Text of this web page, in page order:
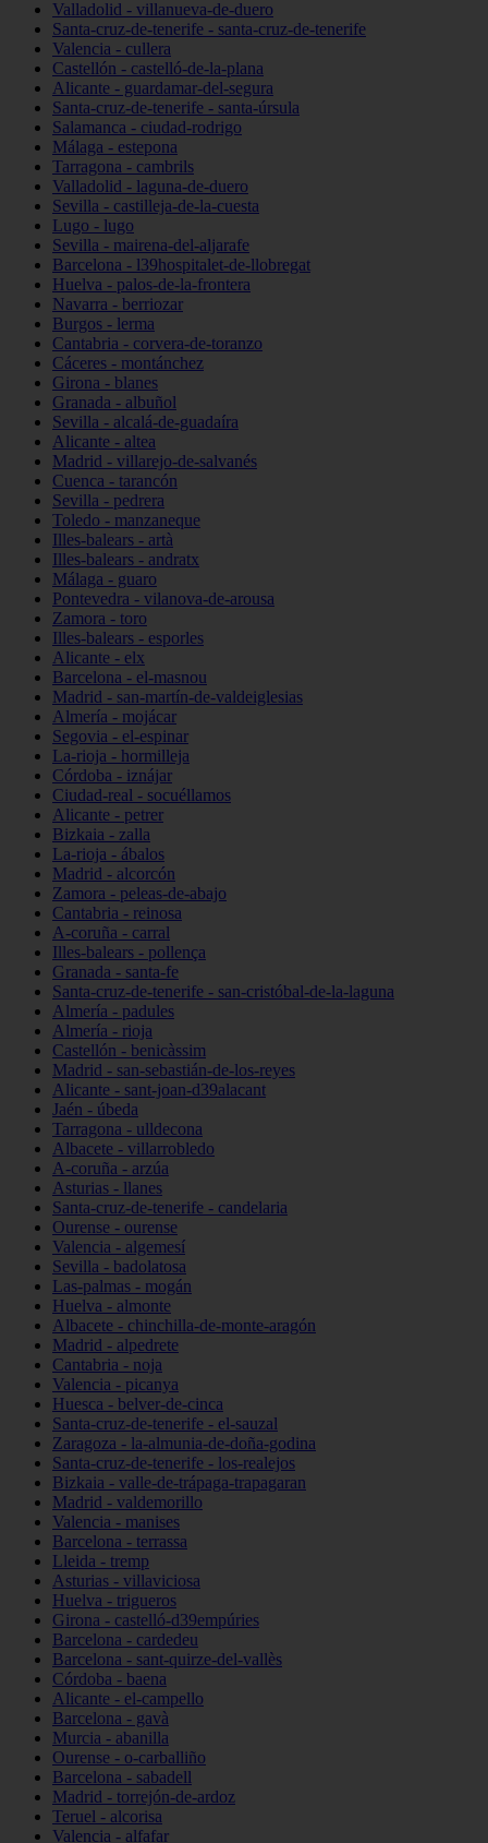
Valladolid - villanueva-de-duero
Santa-cruz-de-tenerife - santa-cruz-de-tenerife
Valencia - cullera
Castellón - castelló-de-la-plana
Alicante - guardamar-del-segura
Santa-cruz-de-tenerife - santa-úrsula
Salamanca - ciudad-rodrigo
Málaga - estepona
Tarragona - cambrils
Valladolid - laguna-de-duero
Sevilla - castilleja-de-la-cuesta
Lugo - lugo
Sevilla - mairena-del-aljarafe
Barcelona - l39hospitalet-de-llobregat
Huelva - palos-de-la-frontera
Navarra - berriozar
Burgos - lerma
Cantabria - corvera-de-toranzo
Cáceres - montánchez
Girona - blanes
Granada - albuñol
Sevilla - alcalá-de-guadaíra
Alicante - altea
Madrid - villarejo-de-salvanés
Cuenca - tarancón
Sevilla - pedrera
Toledo - manzaneque
Illes-balears - artà
Illes-balears - andratx
Málaga - guaro
Pontevedra - vilanova-de-arousa
Zamora - toro
Illes-balears - esporles
Alicante - elx
Barcelona - el-masnou
Madrid - san-martín-de-valdeiglesias
Almería - mojácar
Segovia - el-espinar
La-rioja - hormilleja
Córdoba - iznájar
Ciudad-real - socuéllamos
Alicante - petrer
Bizkaia - zalla
La-rioja - ábalos
Madrid - alcorcón
Zamora - peleas-de-abajo
Cantabria - reinosa
A-coruña - carral
Illes-balears - pollença
Granada - santa-fe
Santa-cruz-de-tenerife - san-cristóbal-de-la-laguna
Almería - padules
Almería - rioja
Castellón - benicàssim
Madrid - san-sebastián-de-los-reyes
Alicante - sant-joan-d39alacant
Jaén - úbeda
Tarragona - ulldecona
Albacete - villarrobledo
A-coruña - arzúa
Asturias - llanes
Santa-cruz-de-tenerife - candelaria
Ourense - ourense
Valencia - algemesí
Sevilla - badolatosa
Las-palmas - mogán
Huelva - almonte
Albacete - chinchilla-de-monte-aragón
Madrid - alpedrete
Cantabria - noja
Valencia - picanya
Huesca - belver-de-cinca
Santa-cruz-de-tenerife - el-sauzal
Zaragoza - la-almunia-de-doña-godina
Santa-cruz-de-tenerife - los-realejos
Bizkaia - valle-de-trápaga-trapagaran
Madrid - valdemorillo
Valencia - manises
Barcelona - terrassa
Lleida - tremp
Asturias - villaviciosa
Huelva - trigueros
Girona - castelló-d39empúries
Barcelona - cardedeu
Barcelona - sant-quirze-del-vallès
Córdoba - baena
Alicante - el-campello
Barcelona - gavà
Murcia - abanilla
Ourense - o-carballiño
Barcelona - sabadell
Madrid - torrejón-de-ardoz
Teruel - alcorisa
Valencia - alfafar